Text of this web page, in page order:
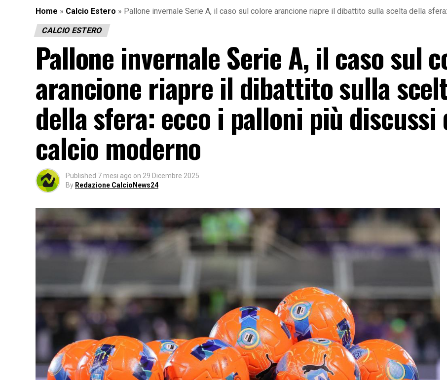
Home » Calcio Estero » Pallone invernale Serie A, il caso sul colore arancione riapre il dibattito sulla scelta della
CALCIO ESTERO
Pallone invernale Serie A, il caso sul
arancione riapre il dibattito sulla
della sfera: ecco i palloni più discussi
calcio moderno
Published 7 mesi ago on 29 Dicembre 2025
By Redazione CalcioNews24